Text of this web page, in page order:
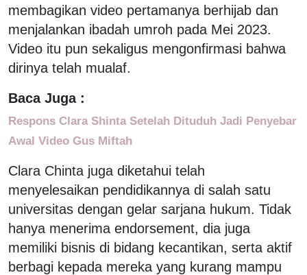
membagikan video pertamanya berhijab dan
menjalankan ibadah umroh pada Mei 2023.
Video itu pun sekaligus mengonfirmasi bahwa
dirinya telah mualaf.
Baca Juga :
Respons Clara Shinta Setelah Dituduh Jadi Penyebar
Awal Video Gus Miftah
Clara Chinta juga diketahui telah
menyelesaikan pendidikannya di salah satu
universitas dengan gelar sarjana hukum. Tidak
hanya menerima endorsement, dia juga
memiliki bisnis di bidang kecantikan, serta aktif
berbagi kepada mereka yang kurang mampu